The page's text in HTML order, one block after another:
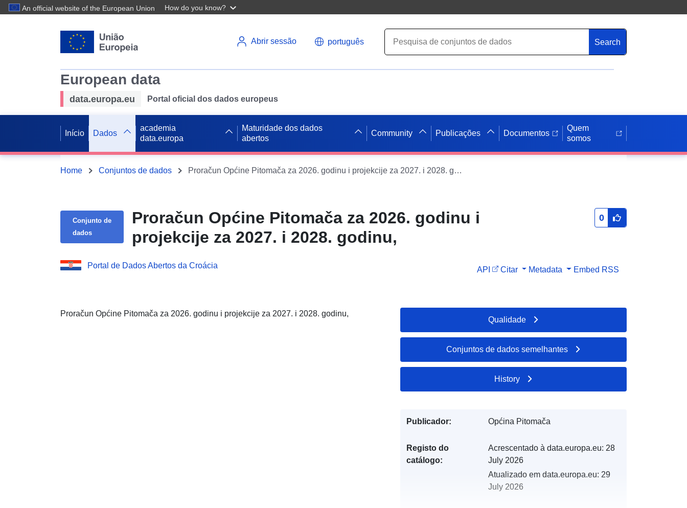
An official website of the European Union How do you know?
Abrir sessão português Search
European data
data.europa.eu Portal oficial dos dados europeus
Início Dados
academia
data.europa
Maturidade dos dados
abertos
Community Publicações Documentos
Quem
somos
Home Conjuntos de dados Proračun Općine Pitomača za 2026. godinu i projekcije za 2027. i 2028. godinu,
Conjunto de
dados
Proračun Općine Pitomača za 2026. godinu i
projekcije za 2027. i 2028. godinu,
0
Portal de Dados Abertos da Croácia API Citar Metadata Embed RSS
Proračun Općine Pitomača za 2026. godinu i projekcije za 2027. i 2028. godinu,
Qualidade
Conjuntos de dados semelhantes
History
Publicador: Općina Pitomača
Registo do
catálogo:
Acrescentado à data.europa.eu: 28
July 2026
Atualizado em data.europa.eu: 29
July 2026